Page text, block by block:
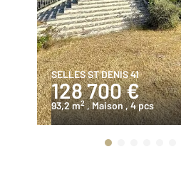
SELLES ST DENIS 41
128 700 €
93,2 m2 , Maison, 4 pcs